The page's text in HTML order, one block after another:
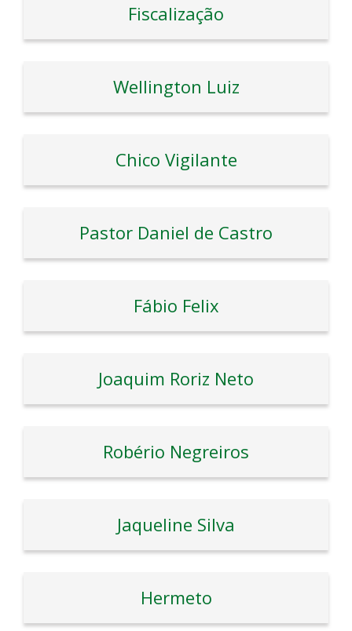
Fiscalização
Wellington Luiz
Chico Vigilante
Pastor Daniel de Castro
Fábio Felix
Joaquim Roriz Neto
Robério Negreiros
Jaqueline Silva
Hermeto